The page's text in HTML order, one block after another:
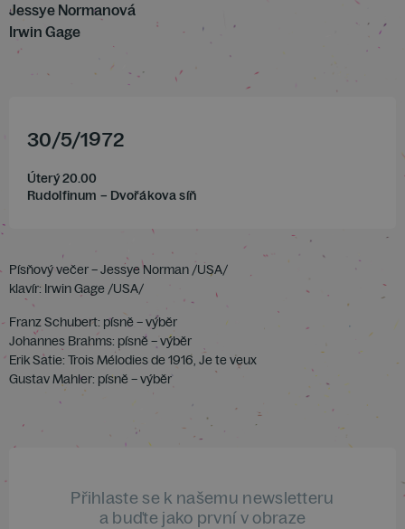
Jessye Normanová
Irwin Gage
30/5/1972
Úterý 20.00
Rudolfinum – Dvořákova síň
Písňový večer – Jessye Norman /USA/
klavír: Irwin Gage /USA/
Franz Schubert: písně – výběr
Johannes Brahms: písně – výběr
Erik Satie: Trois Mélodies de 1916, Je te veux
Gustav Mahler: písně – výběr
Přihlaste se k našemu newsletteru
a buďte jako první v obraze